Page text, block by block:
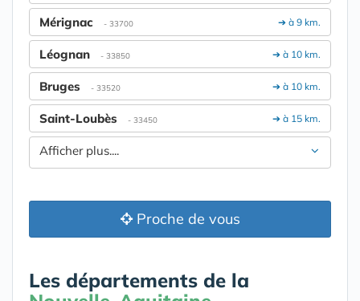
➔ à 9 km.
Mérignac - 33700
➔ à 10 km.
Léognan - 33850
➔ à 10 km.
Bruges - 33520
➔ à 15 km.
Saint-Loubès - 33450
Afficher plus....
Proche de vous
Les départements de la